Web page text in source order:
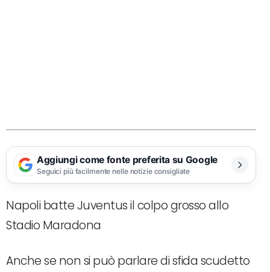
Aggiungi come fonte preferita su Google
Seguici più facilmente nelle notizie consigliate
Napoli batte Juventus il colpo grosso allo
Stadio Maradona
Anche se non si può parlare di sfida scudetto